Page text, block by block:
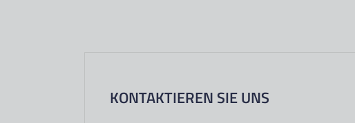
KONTAKTIEREN SIE UNS